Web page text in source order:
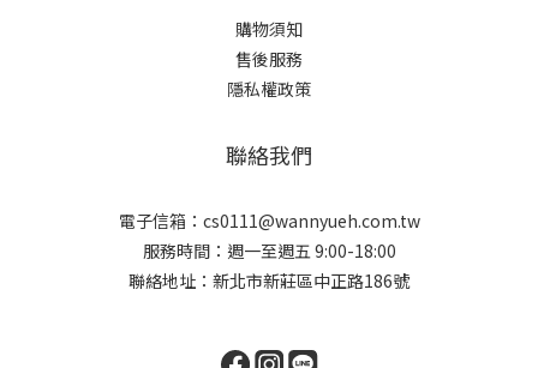
購物須知
售後服務
隱私權政策
聯絡我們
電子信箱：cs0111@wannyueh.com.tw
服務時間：週一至週五 9:00-18:00
聯絡地址：新北市新莊區中正路186號